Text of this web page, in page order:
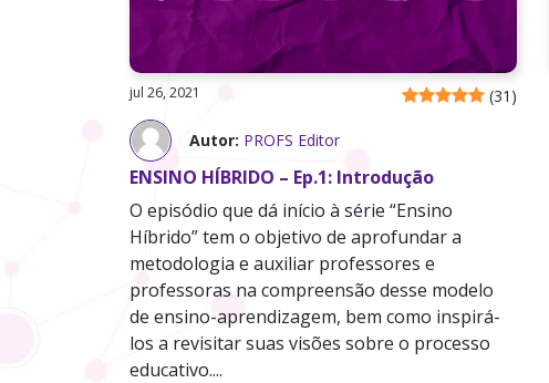
jul 26, 2021 (31 )
Autor: PROFS Editor
ENSINO HÍBRIDO – Ep.1: Introdução
O episódio que dá início à série “Ensino
Híbrido” tem o objetivo de aprofundar a
metodologia e auxiliar professores e
professoras na compreensão desse modelo
de ensino-aprendizagem, bem como inspirá-
los a revisitar suas visões sobre o processo
educativo....